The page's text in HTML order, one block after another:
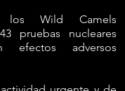
Wild Camels
pruebas nucleares
efectos adversos